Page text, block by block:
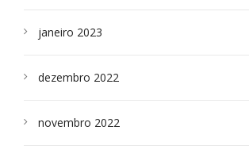
janeiro 2023
dezembro 2022
novembro 2022